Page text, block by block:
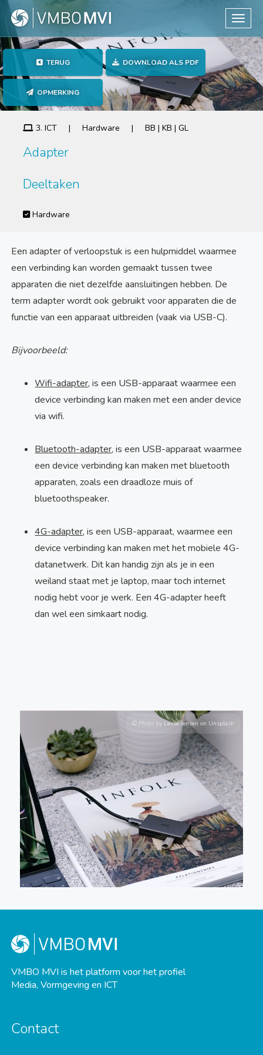
TERUG DOWNLOAD ALS PDF
OPMERKING
3. ICT | Hardware | BB | KB | GL
Adapter
Deeltaken
Hardware
Een adapter of verloopstuk is een hulpmiddel waarmee
een verbinding kan worden gemaakt tussen twee
apparaten die niet dezelfde aansluitingen hebben. De
term adapter wordt ook gebruikt voor apparaten die de
functie van een apparaat uitbreiden (vaak via USB-C).
Bijvoorbeeld:
Wifi-adapter, is een USB-apparaat waarmee een
device verbinding kan maken met een ander device
via wifi.
Bluetooth-adapter, is een USB-apparaat waarmee
een device verbinding kan maken met bluetooth
apparaten, zoals een draadloze muis of
bluetoothspeaker.
4G-adapter, is een USB-apparaat, waarmee een
device verbinding kan maken met het mobiele 4G-
datanetwerk. Dit kan handig zijn als je in een
weiland staat met je laptop, maar toch internet
nodig hebt voor je werk. Een 4G-adapter heeft
dan wel een simkaart nodig.
© Photo by Lasse Jensen on Unsplash
VMBO MVI is het platform voor het profiel
Media, Vormgeving en ICT
Contact